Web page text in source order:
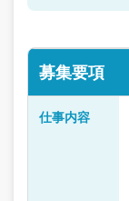
募集要項
仕事内容